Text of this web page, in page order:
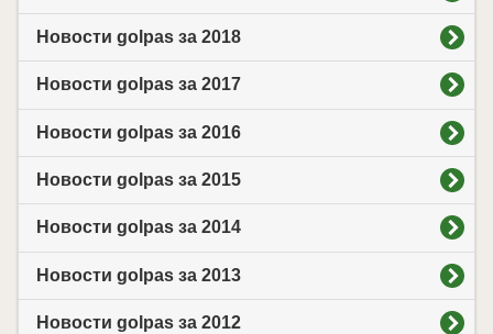
Новости golpas за 2018
Новости golpas за 2017
Новости golpas за 2016
Новости golpas за 2015
Новости golpas за 2014
Новости golpas за 2013
Новости golpas за 2012